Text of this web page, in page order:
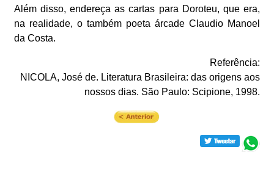
Além disso, endereça as cartas para Doroteu, que era,
na realidade, o também poeta árcade Claudio Manoel
da Costa.
Referência:
NICOLA, José de. Literatura Brasileira: das origens aos
nossos dias. São Paulo: Scipione, 1998.